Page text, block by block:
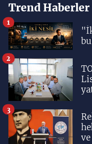
Trend Haberler
1
2
3